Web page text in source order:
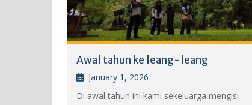
Awal tahun ke leang-leang
January 1, 2026
Di awal tahun ini kami sekeluarga mengisi